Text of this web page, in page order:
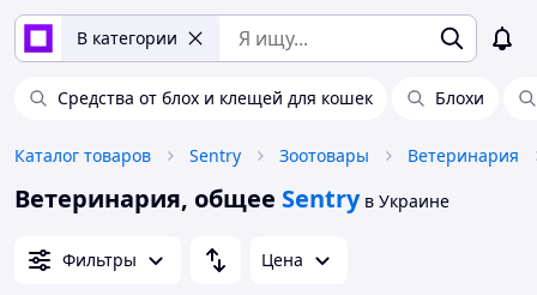
В категории
Средства от блох и клещей для кошек Блохи
Каталог товаров Sentry Зоотовары Ветеринария
Ветеринария, общее Sentry в Украине
Фильтры Цена